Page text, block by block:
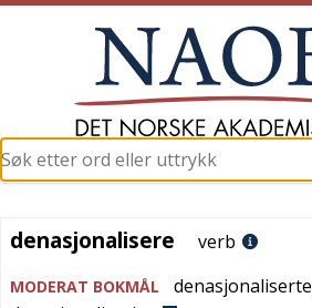
denasjonalisere
denasjonalisere verb
MODERAT BOKMÅL denasjonaliserte